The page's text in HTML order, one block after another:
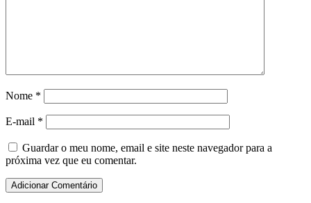
Nome *
E-mail *
Guardar o meu nome, email e site neste navegador para a
próxima vez que eu comentar.